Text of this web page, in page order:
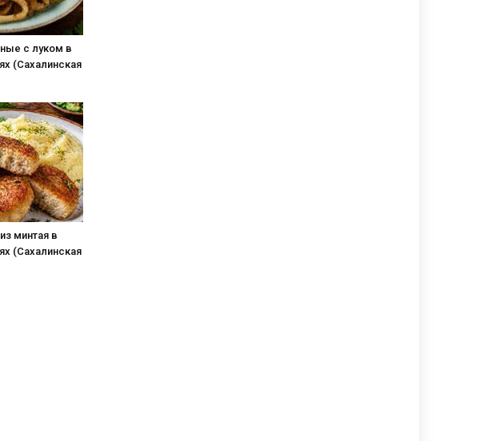
с луком в
(Сахалинская
минтая в
(Сахалинская